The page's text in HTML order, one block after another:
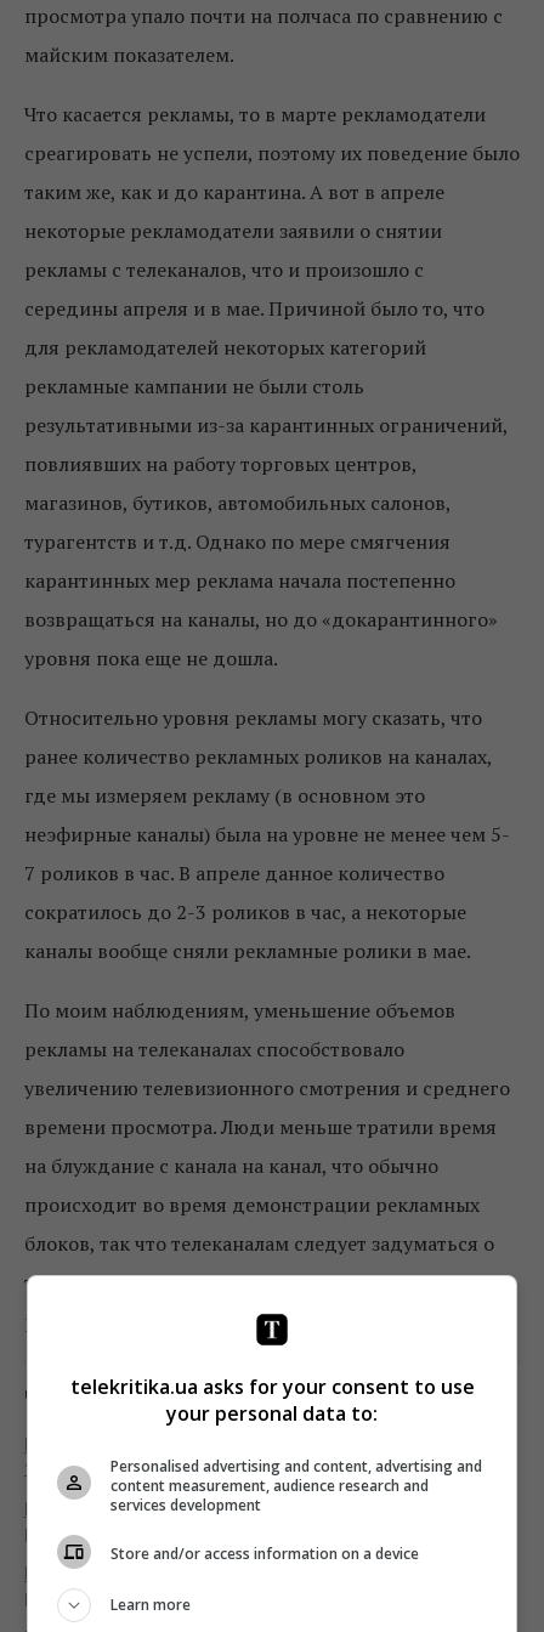
просмотра упало почти на полчаса по сравнению с
майским показателем.
Что касается рекламы, то в марте рекламодатели
среагировать не успели, поэтому их поведение было
таким же, как и до карантина. А вот в апреле
некоторые рекламодатели заявили о снятии
рекламы с телеканалов, что и произошло с
середины апреля и в мае. Причиной было то, что
для рекламодателей некоторых категорий
рекламные кампании не были столь
результативными из-за карантинных ограничений,
повлиявших на работу торговых центров,
магазинов, бутиков, автомобильных салонов,
турагентств и т.д. Однако по мере смягчения
карантинных мер реклама начала постепенно
возвращаться на каналы, но до «докарантинного»
уровня пока еще не дошла.
Относительно уровня рекламы могу сказать, что
ранее количество рекламных роликов на каналах,
где мы измеряем рекламу (в основном это
неэфирные каналы) была на уровне не менее чем 5-
7 роликов в час. В апреле данное количество
сократилось до 2-3 роликов в час, а некоторые
каналы вообще сняли рекламные ролики в мае.
По моим наблюдениям, уменьшение объемов
рекламы на телеканалах способствовало
увеличению телевизионного смотрения и среднего
времени просмотра. Люди меньше тратили время
на блуждание с канала на канал, что обычно
происходит во время демонстрации рекламных
блоков, так что телеканалам следует задуматься о
том, сколько роликов показывать в одном
рекламном блоке.
Читайте также:
Распроданость рекламных блоков на украинском
телевидении достигла 77% – Ocean Media
Прекрасное будущее: почему стоит
рекламироваться на OTT-платформах
Digital+TV: 5 советов бизнесу, как сделать
рекламу эффективной
telekritika.ua asks for your consent to use
your personal data to:
Personalised advertising and content, advertising and
content measurement, audience research and
services development
Store and/or access information on a device
Learn more